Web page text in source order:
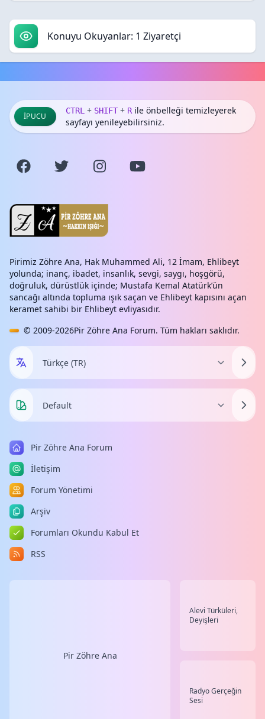
Konuyu Okuyanlar: 1 Ziyaretçi
İPUCU
CTRL + SHIFT + Rile önbelleği temizleyerek
sayfayı yenileyebilirsiniz.
Pirimiz Zöhre Ana, Hak Muhammed Ali, 12 İmam, Ehlibeyt
yolunda; inanç, ibadet, insanlık, sevgi, saygı, hoşgörü,
doğruluk, dürüstlük içinde; Mustafa Kemal Atatürk’ün
sancağı altında topluma ışık saçan ve Ehlibeyt kapısını açan
keramet sahibi bir Ehlibeyt evliyasıdır.
© 2009-2026Pir Zöhre Ana Forum. Tüm hakları saklıdır.
Pir Zöhre Ana Forum
İletişim
Forum Yönetimi
Arşiv
Forumları Okundu Kabul Et
RSS
Pir Zöhre Ana
Alevi Türküleri,
Deyişleri
Radyo Gerçeğin
Sesi